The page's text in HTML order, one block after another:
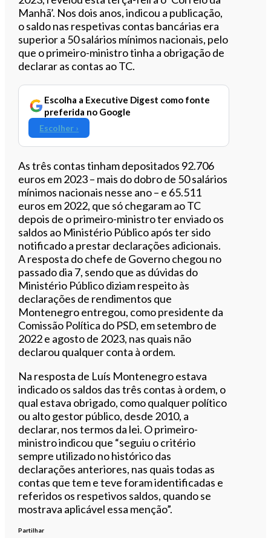
Manhã’. Nos dois anos, indicou a publicação,
o saldo nas respetivas contas bancárias era
superior a 50 salários mínimos nacionais, pelo
que o primeiro-ministro tinha a obrigação de
declarar as contas ao TC.
Escolha a Executive Digest como fonte
preferida no Google
Escolher ›
As três contas tinham depositados 92.706
euros em 2023 – mais do dobro de 50 salários
mínimos nacionais nesse ano – e 65.511
euros em 2022, que só chegaram ao TC
depois de o primeiro-ministro ter enviado os
saldos ao Ministério Público após ter sido
notificado a prestar declarações adicionais.
A resposta do chefe de Governo chegou no
passado dia 7, sendo que as dúvidas do
Ministério Público diziam respeito às
declarações de rendimentos que
Montenegro entregou, como presidente da
Comissão Política do PSD, em setembro de
2022 e agosto de 2023, nas quais não
declarou qualquer conta à ordem.
Na resposta de Luís Montenegro estava
indicado os saldos das três contas à ordem, o
qual estava obrigado, como qualquer político
ou alto gestor público, desde 2010, a
declarar, nos termos da lei. O primeiro-
ministro indicou que “seguiu o critério
sempre utilizado no histórico das
declarações anteriores, nas quais todas as
contas que tem e teve foram identificadas e
referidos os respetivos saldos, quando se
mostrava aplicável essa menção”.
Partilhar